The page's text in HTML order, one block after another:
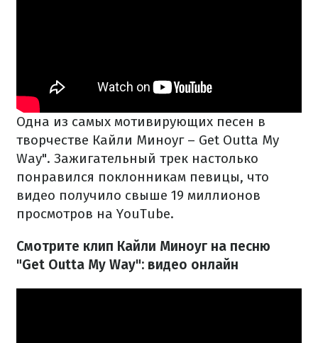
Одна из самых мотивирующих песен в
творчестве Кайли Миноуг – Get Outta My
Way". Зажигательный трек настолько
понравился поклонникам певицы, что
видео получило свыше 19 миллионов
просмотров на YouTube.
Смотрите клип Кайли Миноуг на песню
"Get Outta My Way": видео онлайн